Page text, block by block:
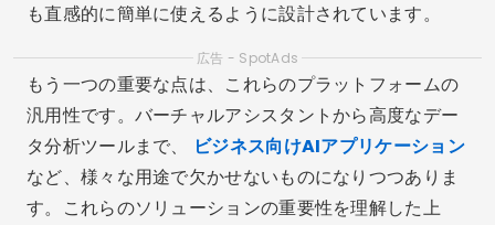
も直感的に簡単に使えるように設計されています。
広告 - SpotAds
もう一つの重要な点は、これらのプラットフォームの
汎用性です。バーチャルアシスタントから高度なデー
タ分析ツールまで、
ビジネス向けAIアプリケーション
など、様々な用途で欠かせないものになりつつありま
す。これらのソリューションの重要性を理解した上